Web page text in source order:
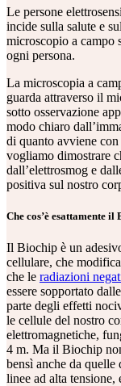
Le persone
incide sulla salute e
microscopio a campo
ogni persona.
La microscopia a
guarda attraverso il
sotto osservazione
modo chiaro
di quanto avviene
vogliamo dimostrare
dall’elettrosmog e
positiva sul nostro
Che cos’è esattamente il
Il Biochip è un
cellulare, che
che le radiazioni
essere sopportato
parte degli effetti
le cellule del nostro
elettromagnetiche,
4 m. Ma il Biochip
bensì anche da
linee ad alta tensione,